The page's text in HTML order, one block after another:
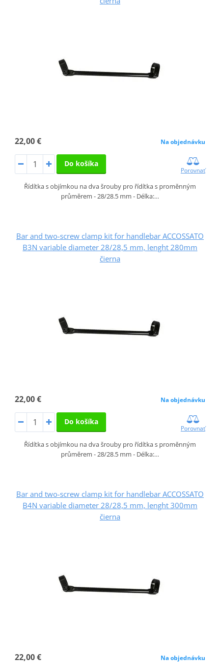
22,00 € Na objednávku
Do košíka
Porovnať
Řídítka s objímkou na dva šrouby pro řídítka s proměnným
průměrem - 28/28.5 mm - Délka:…
Bar and two-screw clamp kit for handlebar ACCOSSATO
B3N variable diameter 28/28,5 mm, lenght 280mm
čierna
22,00 € Na objednávku
Do košíka
Porovnať
Řídítka s objímkou na dva šrouby pro řídítka s proměnným
průměrem - 28/28.5 mm - Délka:…
Bar and two-screw clamp kit for handlebar ACCOSSATO
B4N variable diameter 28/28,5 mm, lenght 300mm
čierna
22,00 € Na objednávku